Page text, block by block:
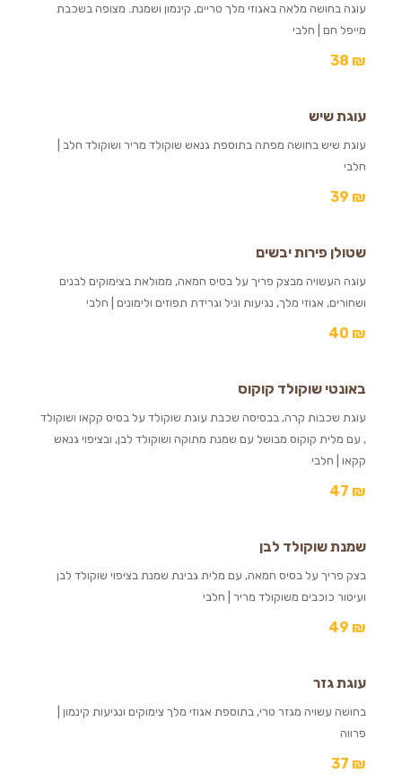
עוגה בחושה מלאה באגוזי מלך טריים, קינמון ושמנת. מצופה בשכבת
מייפל חם | חלבי
₪
38
עוגת שיש
עוגת שיש בחושה מפתה בתוספת גנאש שוקולד מריר ושוקולד חלב |
חלבי
₪
39
שטולן פירות יבשים
עוגה העשויה מבצק פריך על בסיס חמאה, ממולאת בצימוקים לבנים
ושחורים, אגוזי מלך, נגיעות וניל וגרידת תפוזים ולימונים | חלבי
₪
40
באונטי שוקולד קוקוס
עוגת שכבות קרה, בבסיסה שכבת עוגת שוקולד על בסיס קקאו ושוקולד
, עם מלית קוקוס מבושל עם שמנת מתוקה ושוקולד לבן, ובציפוי גנאש
קקאו | חלבי
₪
47
שמנת שוקולד לבן
בצק פריך על בסיס חמאה, עם מלית גבינת שמנת בציפוי שוקולד לבן
ועיטור כוכבים משוקולד מריר | חלבי
₪
49
עוגת גזר
בחושה עשויה מגזר טרי, בתוספת אגוזי מלך צימוקים ונגיעות קינמון |
פרווה
₪
37